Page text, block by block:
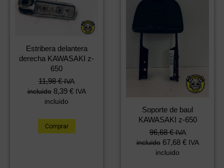
Estribera delantera
derecha KAWASAKI z-
650
11,98€ IVA
incluido 8,39 € IVA
incluido
Comprar
Soporte de baul
KAWASAKI z-650
96,68€ IVA
incluido 67,68 € IVA
incluido